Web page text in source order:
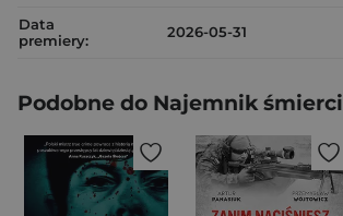
Data
premiery:
2026-05-31
Podobne do Najemnik śmierci